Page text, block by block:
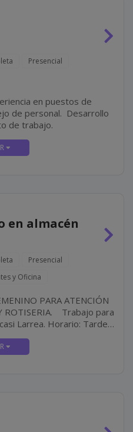
Presencial
de trabajo.
en almacén
Presencial
y Oficina
PARA ATENCIÓN
Trabajo para
Buena Presencia y...